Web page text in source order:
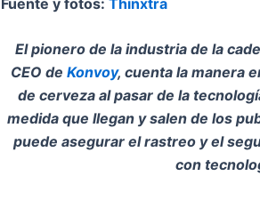
El pionero de la industria de la
CEO de Konvoy, cuenta la manera
de cerveza al pasar de la
medida que llegan y salen de los
puede asegurar el rastreo y el
con